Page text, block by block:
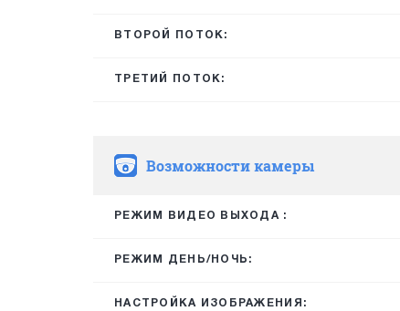
ВТОРОЙ ПОТОК:
ТРЕТИЙ ПОТОК:
Возможности камеры
РЕЖИМ ВИДЕО ВЫХОДА :
РЕЖИМ ДЕНЬ/НОЧЬ:
НАСТРОЙКА ИЗОБРАЖЕНИЯ: